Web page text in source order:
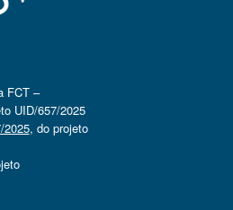
FCT –
UID/657/2025
2025, do projeto